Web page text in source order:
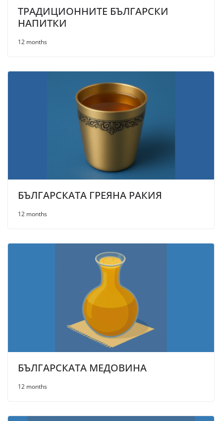
ТРАДИЦИОННИТЕ БЪЛГАРСКИ
НАПИТКИ
12 months
БЪЛГАРСКАТА ГРЕЯНА РАКИЯ
12 months
БЪЛГАРСКАТА МЕДОВИНА
12 months